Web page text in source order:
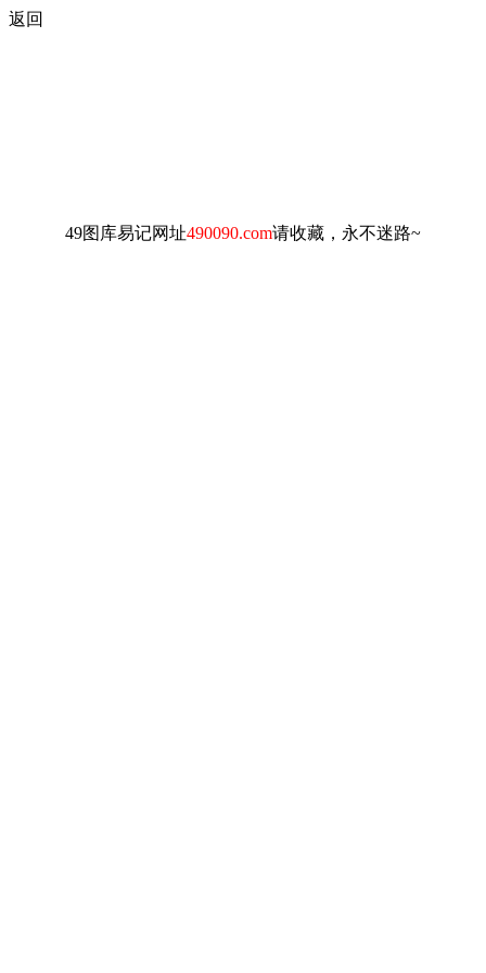
返回
49图库易记网址490090.com请收藏，永不迷路~